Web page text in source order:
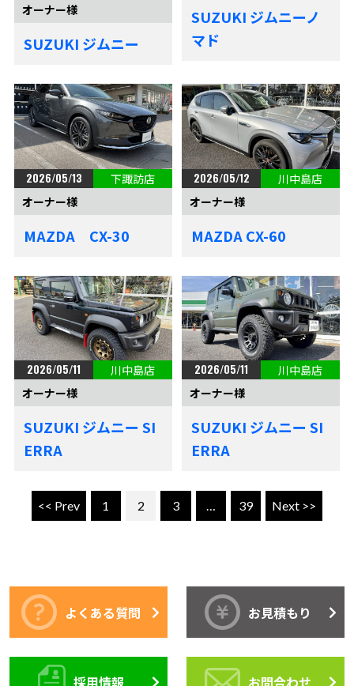
オーナー様
SUZUKI ジムニー
SUZUKI ジムニーノ
マド
2026/05/13
下諏訪店
オーナー様
MAZDA CX-30
2026/05/12
川中島店
オーナー様
MAZDA CX-60
2026/05/11
川中島店
オーナー様
SUZUKI ジムニー SI
ERRA
2026/05/11
川中島店
オーナー様
SUZUKI ジムニー SI
ERRA
<< Prev 1 2 3 … 39 Next >>
よくある質問 お見積もり
採用情報 お問合わせ